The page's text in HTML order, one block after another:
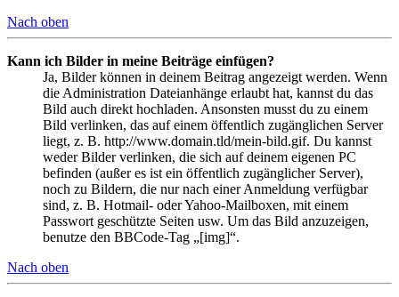
Nach oben
Kann ich Bilder in meine Beiträge einfügen?
Ja, Bilder können in deinem Beitrag angezeigt werden. Wenn
die Administration Dateianhänge erlaubt hat, kannst du das
Bild auch direkt hochladen. Ansonsten musst du zu einem
Bild verlinken, das auf einem öffentlich zugänglichen Server
liegt, z. B. http://www.domain.tld/mein-bild.gif. Du kannst
weder Bilder verlinken, die sich auf deinem eigenen PC
befinden (außer es ist ein öffentlich zugänglicher Server),
noch zu Bildern, die nur nach einer Anmeldung verfügbar
sind, z. B. Hotmail- oder Yahoo-Mailboxen, mit einem
Passwort geschützte Seiten usw. Um das Bild anzuzeigen,
benutze den BBCode-Tag „[img]“.
Nach oben